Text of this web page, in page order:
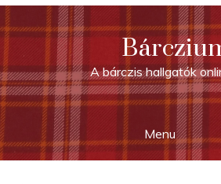
Skip
to
content
A bárczis hallgatók
Menu